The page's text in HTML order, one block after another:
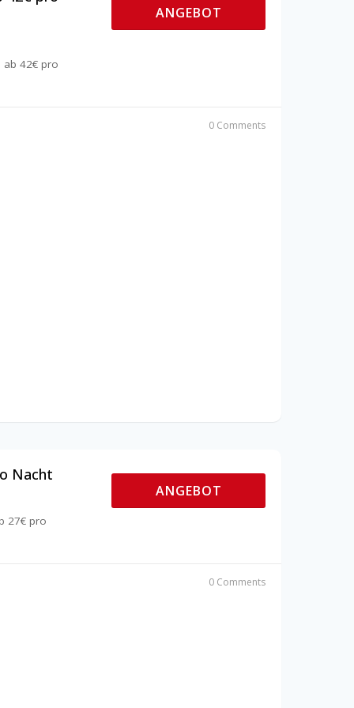
ab 42€ pro
ANGEBOT
0 Comments
Nacht
27€ pro
ANGEBOT
0 Comments